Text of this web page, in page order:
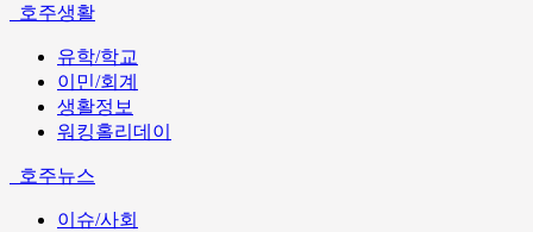
호주생활
유학/학교
이민/회계
생활정보
워킹홀리데이
호주뉴스
이슈/사회